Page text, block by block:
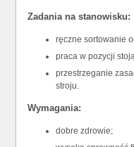
Zadania na stanowisku:
ręczne sortowanie
praca w pozycji
przestrzeganie
stroju.
Wymagania:
dobre zdrowie;